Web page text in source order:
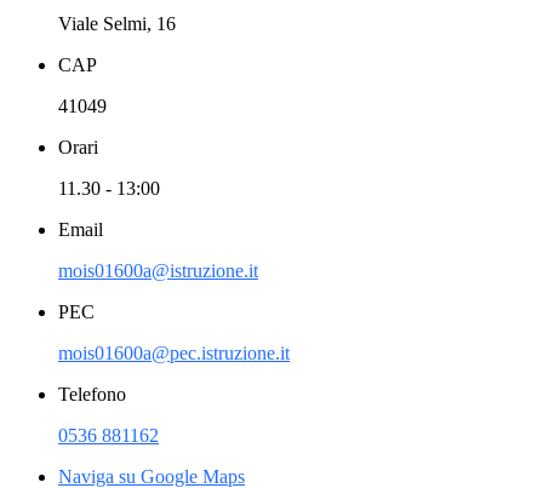
Viale Selmi, 16
CAP
41049
Orari
11.30 - 13:00
Email
mois01600a@istruzione.it
PEC
mois01600a@pec.istruzione.it
Telefono
0536 881162
Naviga su Google Maps